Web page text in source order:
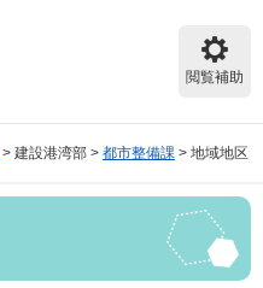
閲覧補助
> 建設港湾部 > 都市整備課 > 地域地区